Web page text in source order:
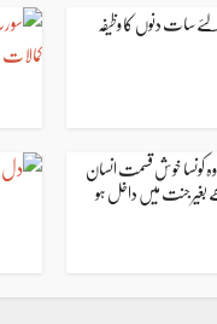
سات دنوں کا وظیفہ
کونسا خوش قسمت انسان
جنت میں داخل ہو